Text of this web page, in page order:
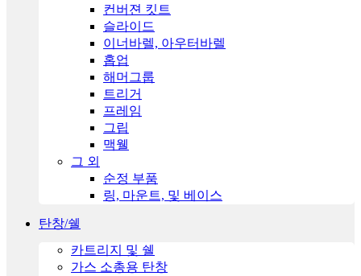
컨버젼 킷트
슬라이드
이너바렐, 아우터바렐
홉업
해머그룹
트리거
프레임
그립
맥웰
그 외
순정 부품
링, 마운트, 및 베이스
탄창/쉘
카트리지 및 쉘
가스 소총용 탄창